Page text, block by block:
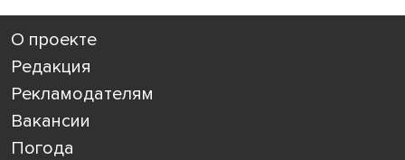
О проекте
Редакция
Рекламодателям
Вакансии
Погода